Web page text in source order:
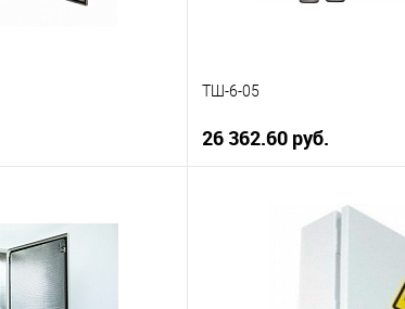
К сравнению
В наличии
ТШ-6-05
26 362.60 руб.